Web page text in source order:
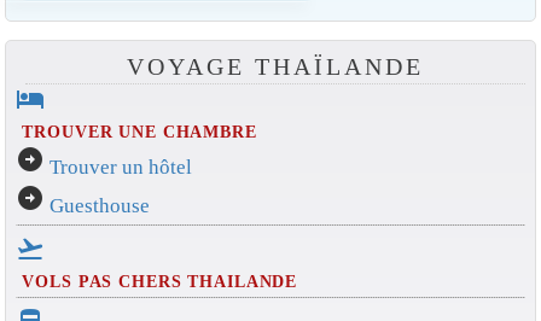
VOYAGE THAÏLANDE
hotel
TROUVER UNE CHAMBRE
arrow_circle_right Trouver un hôtel
arrow_circle_right Guesthouse
flight_takeoff
VOLS PAS CHERS THAILANDE